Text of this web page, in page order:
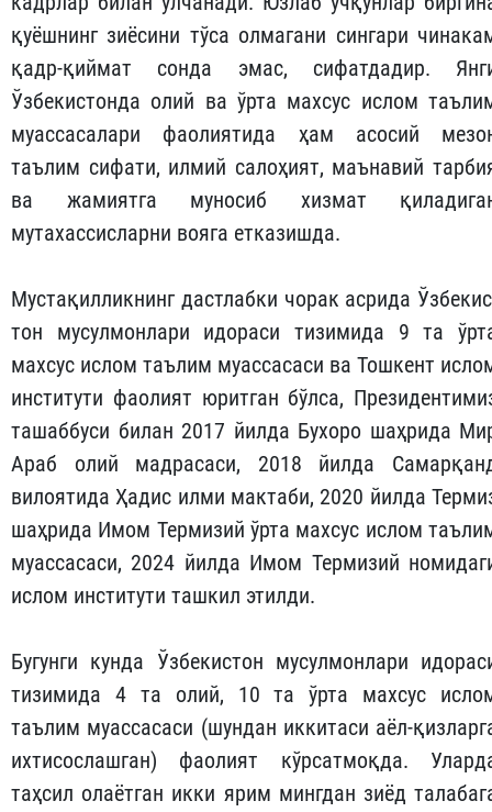
қуёшнинг зиёсини тўса олмагани сингари
қадр-қиймат сонда эмас, сифатдадир.
Ўзбекистонда олий ва ўрта махсус ислом
муассасалари фаолиятида ҳам асосий
таълим сифати, илмий салоҳият, маънавий
ва жамиятга муносиб хизмат
мутахассисларни вояга етказишда.
Мустақилликнинг дастлабки чорак асрида
тон мусулмонлари идораси тизимида 9 та
махсус ислом таълим муассасаси ва Тошкент
институти фаолият юритган бўлса,
ташаббуси билан 2017 йилда Бухоро шаҳрида
Араб олий мад­расаси, 2018 йилда
вилоятида Ҳадис илми мактаби, 2020 йилда
шаҳрида Имом Термизий ўрта махсус ислом
муассасаси, 2024 йилда Имом Термизий
ислом институти ташкил этилди.
Бугунги кунда Ўзбекистон мусулмонлари
тизимида 4 та олий, 10 та ўрта махсус
таълим муассасаси (шундан иккитаси аёл-
ихтисослашган) фаолият кўрсатмоқда.
таҳсил олаётган икки ярим мингдан зиёд